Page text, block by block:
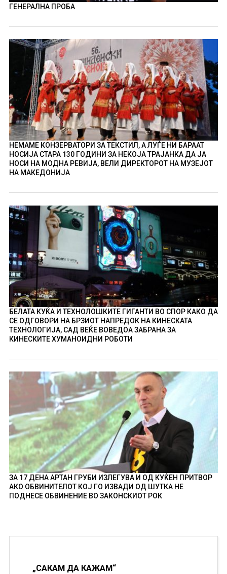
ГЕНЕРАЛНА ПРОБА
НЕМАМЕ КОНЗЕРВАТОРИ ЗА ТЕКСТИЛ, А ЛУЃЕ НИ БАРААТ
НОСИЈА СТАРА 130 ГОДИНИ ЗА НЕКОЈА ТРАЈАНКА ДА ЈА
НОСИ НА МОДНА РЕВИЈА, ВЕЛИ ДИРЕКТОРОТ НА МУЗЕЈОТ
НА МАКЕДОНИЈА
БЕЛАТА КУЌА И ТЕХНОЛОШКИТЕ ГИГАНТИ ВО СПОР КАКО ДА
СЕ ОДГОВОРИ НА БРЗИОТ НАПРЕДОК НА КИНЕСКАТА
ТЕХНОЛОГИЈА, САД ВЕЌЕ ВОВЕДОА ЗАБРАНА ЗА
КИНЕСКИТЕ ХУМАНОИДНИ РОБОТИ
ЗА 17 ДЕНА АРТАН ГРУБИ ИЗЛЕГУВА И ОД КУЌЕН ПРИТВОР
АКО ОБВИНИТЕЛОТ КОЈ ГО ИЗВАДИ ОД ШУТКА НЕ
ПОДНЕСЕ ОБВИНЕНИЕ ВО ЗАКОНСКИОТ РОК
„САКАМ ДА КАЖАМ“